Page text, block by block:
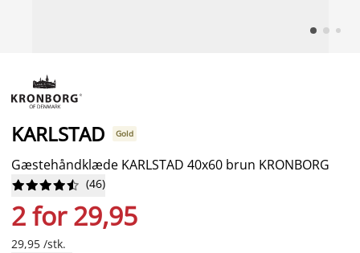
KARLSTAD Gold
Gæstehåndklæde KARLSTAD 40x60 brun KRONBORG





 (46)
2 for 29,95
29,95 /stk.